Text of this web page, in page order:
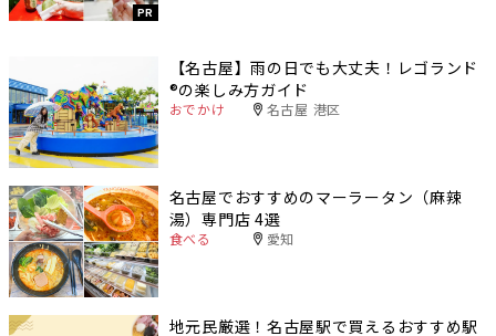
PR
【名古屋】雨の日でも大丈夫！レゴランド
®️の楽しみ方ガイド
おでかけ 名古屋 港区
名古屋でおすすめのマーラータン（麻辣
湯）専門店 4選
食べる 愛知
地元民厳選！名古屋駅で買えるおすすめ駅